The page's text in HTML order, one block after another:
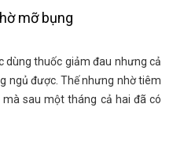
mỡ bụng
dùng thuốc giảm đau nhưng cả
ngủ được. Thế nhưng nhờ tiêm
sau một tháng cả hai đã có